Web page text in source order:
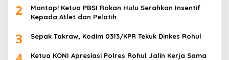
2
Mantap! Ketua PBSI Rokan Hulu Serahkan Insentif
Kepada Atlet dan Pelatih
3 Sepak Takraw, Kodim 0313/KPR Tekuk Dinkes Rohul
Ketua KONI Apresiasi Polres Rohul Jalin Kerja Sama